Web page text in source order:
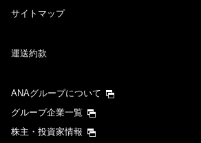
サイトマップ
運送約款
ANAグループについて
グループ企業一覧
株主・投資家情報